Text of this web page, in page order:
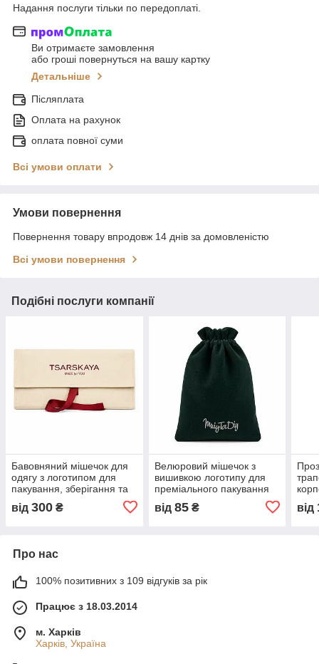
Надання послуги тільки по передоплаті.
Ви отримаєте замовлення
або гроші повернуться на вашу картку
Детальніше
Післяплата
Оплата на рахунок
оплата повної суми
Всі умови оплати
Умови повернення
Повернення товару впродовж 14 днів за домовленістю
Всі умови повернення
Подібні послуги компанії
Бавовняний мішечок для
одягу з логотипом для
пакування, зберігання та
корпоративних подарунків
від 300 ₴
Велюровий мішечок з
вишивкою логотипу для
преміального пакування
подарунків
від 85₴ від
Про нас
100% позитивних з 109 відгуків за рік
Працює з 18.03.2014
м. Харків
Харків, Україна